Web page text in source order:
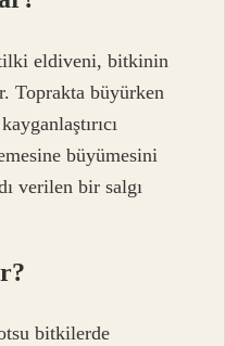
tilki eldiveni, bitkinin
Toprakta büyürken
büyümesini
verilen bir salgı
bitkilerde